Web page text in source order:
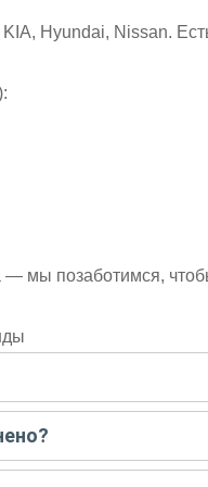
Hyundai, Nissan.
— мы позаботимся,
при этом не
экскурсия на